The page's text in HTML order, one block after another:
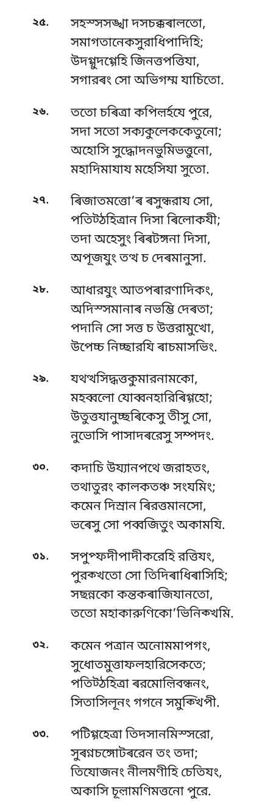
২৫.
সহস্সসঙ্খা দসচক্কৰালতো,
সমাগতানেকসুরাধিপাদিহি;
উদগ্গুদগ্গেহি জিনত্তপত্তিযা,
সগারৰং সো অভিগম্ম যাচিতো.
২৬.
ততো চৰিত্ৰা কপিল়ৰ্হযে পুরে,
সদা সতো সক্যকুলেককেতুনো;
অহোসি সুদ্ধোদনভুমিভত্তুনো,
মহাদিমাযায মহেসিযা সুতো.
২৭.
ৰিজাতমত্তো’ৰ ৰসুন্ধরায সো,
পতিট্ঠহিত্ৰান দিসা ৰিলোকযী;
তদা অহেসুং ৰিৰটঙ্গনা দিসা,
অপূজযুং তত্থ চ দেৰমানুসা.
২৮.
আধারযুং আতপৰারণাদিকং,
অদিস্সমানাৰ নভম্ভি দেৰতা;
পদানি সো সত্ত চ উত্তরামুখো,
উপেচ্চ নিচ্ছারযি ৰাচমাসভিং.
২৯.
যথত্থসিদ্ধত্তকুমারনামকো,
মহব্বলো যোব্বনহারিৰিগ্গহো;
উতুত্তযানুচ্ছৰিকেসু তীসু সো,
নুভোসি পাসাদৰরেসু সম্পদং.
৩০.
কদাচি উয্যানপথে জরাহতং,
তথাতুরং কালকতঞ্চ সংযমিং;
কমেন দিস্ৰান ৰিরত্তমানসো,
ভৰেসু সো পব্বজিতুং অকামযি.
৩১.
সপুপ্ফদীপাদীকরেহি রত্তিযং,
পুরক্খতো সো তিদিৰাধিৰাসিহি;
সছন্নকো কন্তকৰাজিযানতো,
ততো মহাকারুণিকো’ভিনিক্খমি.
৩২.
কমেন পত্ৰান অনোমমাপগং,
সুধোতমুত্তাফলহারিসেকতে;
পতিট্ঠহিত্ৰা ৰরমোল়িবন্ধনং,
সিতাসিলূনং গগনে সমুক্খিপী.
৩৩.
পটিগ্গহেত্ৰা তিদসানমিস্সরো,
সুৰণ্নচঙ্গোটৰরেন তং তদা;
তিযোজনং নীলমণীহি চেতিযং,
অকাসি চূল়ামণিমত্তনো পুরে.